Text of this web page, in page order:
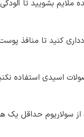
ملایم بشویید تا
اسیدی استفاده
از سولاریوم حداقل